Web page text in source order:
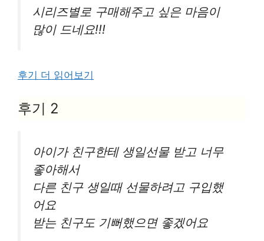
시리즈별로 구매해주고 싶은 마음이
많이 드네요!!!
후기 더 읽어보기
후기 2
아이가 친구한테 생일선물 받고 너무
좋아해서
다른 친구 생일때 선물하려고 구입했
어요
받는 친구도 기뻐했으면 좋겠어요